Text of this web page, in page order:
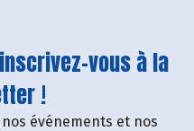
vous à la
!
événements et nos